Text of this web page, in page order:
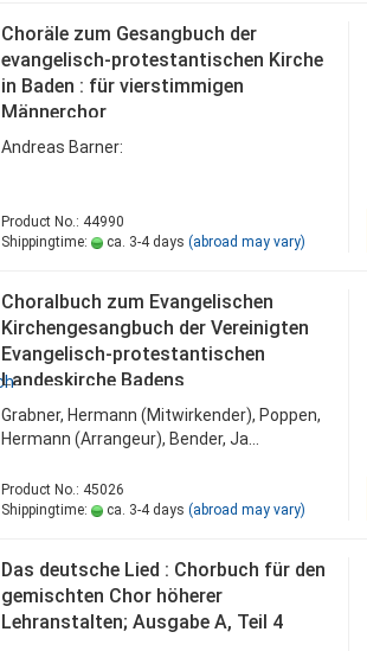
Choräle zum Gesangbuch der
evangelisch-protestantischen Kirche
in Baden : für vierstimmigen
Männerchor
Andreas Barner:
Product No.: 44990
Shippingtime:
ca. 3-4 days (abroad may vary)
Choralbuch zum Evangelischen
Kirchengesangbuch der Vereinigten
Evangelisch-protestantischen
Landeskirche Badens
Grabner, Hermann (Mitwirkender), Poppen,
Hermann (Arrangeur), Bender, Ja...
Product No.: 45026
Shippingtime:
ca. 3-4 days (abroad may vary)
Das deutsche Lied : Chorbuch für den
gemischten Chor höherer
Lehranstalten; Ausgabe A, Teil 4